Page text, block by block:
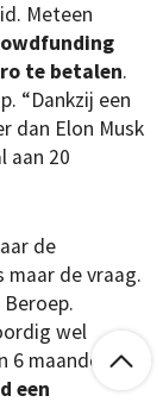
Meteen
te betalen.
“Dankzij een
dan Elon Musk
aan 20
de
maar de vraag.
wel
6 maanden,
een
